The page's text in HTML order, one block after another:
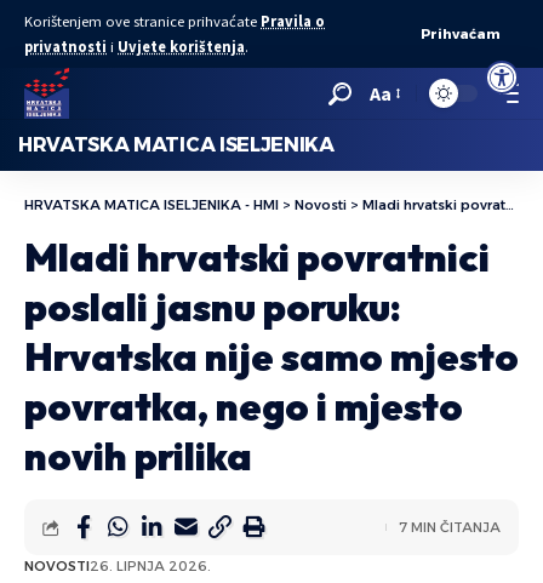
Open
Korištenjem ove stranice prihvaćate Pravila o
privatnosti i Uvjete korištenja.
Prihvaćam
Aa
HRVATSKA MATICA ISELJENIKA
HRVATSKA MATICA ISELJENIKA - HMI > Novosti > Mladi hrvatski povratnici poslali jasnu poruku: Hrvatska nije samo mjesto povratka, nego i mjesto novih prilika
Mladi hrvatski povratnici
poslali jasnu poruku:
Hrvatska nije samo mjesto
povratka, nego i mjesto
novih prilika
NOVOSTI26. LIPNJA 2026.
7 MIN ČITANJA